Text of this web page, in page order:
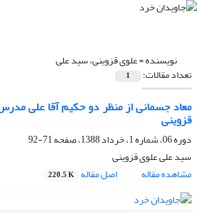
نویسنده =علوی قزوینی، سید علی
تعداد مقالات: 1
معاد جسمانی از منظر دو حکیم آقا علی
قزوینی
دوره 06، شماره 1، خرداد 1388، صفحه
71-92
سید علی علوی قزوینی
مشاهده مقاله
اصل مقاله 220.5 K